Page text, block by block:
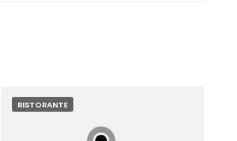
RISTORANTE